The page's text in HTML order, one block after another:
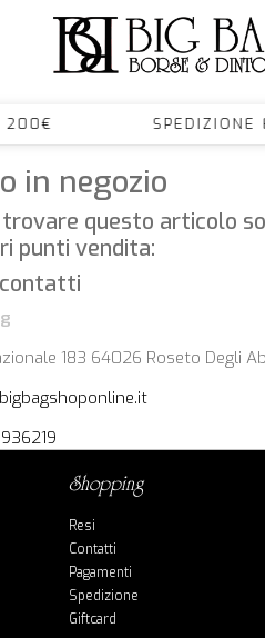
DA 200€
in negozio
trovare questo articolo
punti vendita:
183 64026 Roseto Degli
shopping
Resi
Contatti
Pagamenti
Spedizione
Giftcard